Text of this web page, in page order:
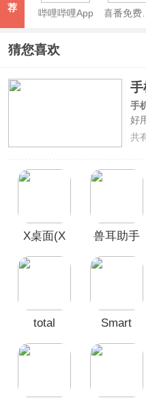
荐
哔哩哔哩App 喜番免费短剧APP
猜您喜欢
手
手
好
壁
共
X桌面(X
兽耳助手
total
Smart
最新版